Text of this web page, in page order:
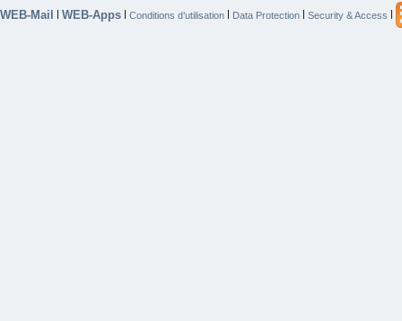
WEB-Mail | WEB-Apps | Conditions d’utilisation | Data Protection | Security & Access |